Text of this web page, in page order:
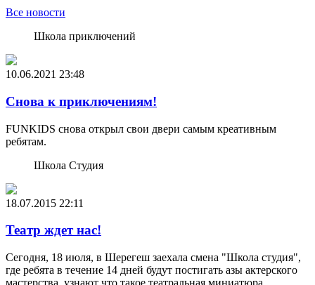
Все новости
Школа приключений
10.06.2021 23:48
Снова к приключениям!
FUNKIDS снова открыл свои двери самым креативным
ребятам.
Школа Студия
18.07.2015 22:11
Театр ждет нас!
Сегодня, 18 июля, в Шерегеш заехала смена "Школа студия",
где ребята в течение 14 дней будут постигать азы актерского